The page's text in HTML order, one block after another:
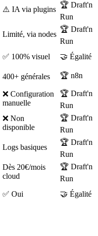
⚠️ IA via plugins
🏆 Draft'n
Run
Limité, via nodes
🏆 Draft'n
Run
✅ 100% visuel
🤝 Égalité
400+ générales 🏆 n8n
❌ Configuration
manuelle
🏆 Draft'n
Run
❌ Non
disponible
🏆 Draft'n
Run
Logs basiques
🏆 Draft'n
Run
Dès 20€/mois
cloud
🏆 Draft'n
Run
✅ Oui 🤝 Égalité